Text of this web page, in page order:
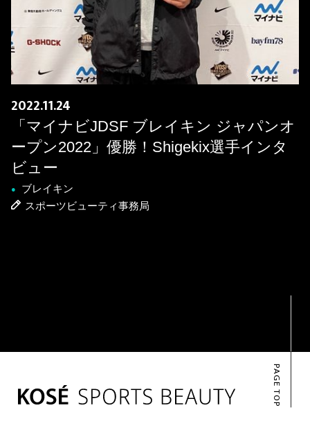
2022.11.24
「マイナビJDSF ブレイキン ジャパンオ
ープン2022」優勝！Shigekix選手インタ
ビュー
●
ブレイキン
スポーツビューティ事務局
PAGE TOP